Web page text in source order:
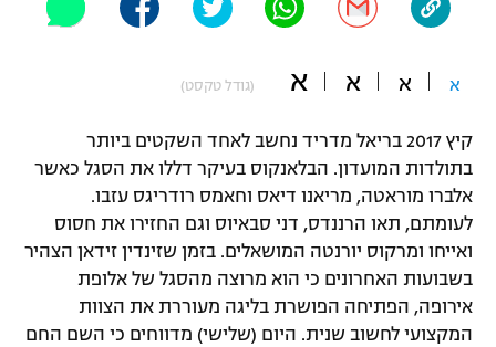
"מחצית בשכונה" – פודקאסט
תקנון משתתפים וזוכים בפרסים
תקנון עבור פעילות אלקטרה
תקנון עבור פעילות ספורט 1 – "מרלן"
טניס
גיימינג E-Sports
תנאי שימוש
כדורמים
פוטבול אמריקאי NFL
בייסבול MLB
ספורט אתגרי ואקסטרים
א א א א (גודל טקסט)
קיץ 2017 בריאל מדריד נחשב לאחד השקטים ביותר
בתולדות המועדון. הבלאנקוס בעיקר דללו את הסגל כאשר
אלברו מוראטה, מריאנו דיאס וחאמס רודריגס עזבו.
לעומתם, תאו הרננדס, דני סבאיוס וגם החזירו את חסוס
ואייחו ומרקוס יורנטה המושאלים. בזמן שזינדין זידאן הצהיר
בשבועות האחרונים כי הוא מרוצה מהסגל של אלופת
אירופה, הפתיחה הפושרת בליגה מעוררת את הצוות
המקצועי לחשוב שנית. היום (שלישי) מדווחים כי השם החם